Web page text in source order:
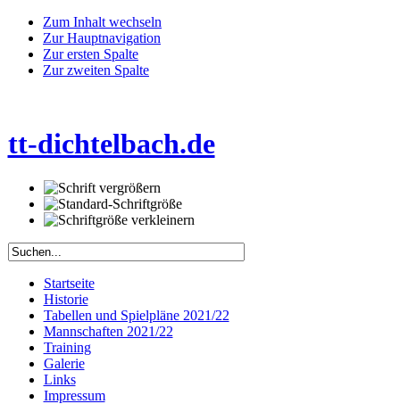
Zum Inhalt wechseln
Zur Hauptnavigation
Zur ersten Spalte
Zur zweiten Spalte
tt-dichtelbach.de
Startseite
Historie
Tabellen und Spielpläne 2021/22
Mannschaften 2021/22
Training
Galerie
Links
Impressum